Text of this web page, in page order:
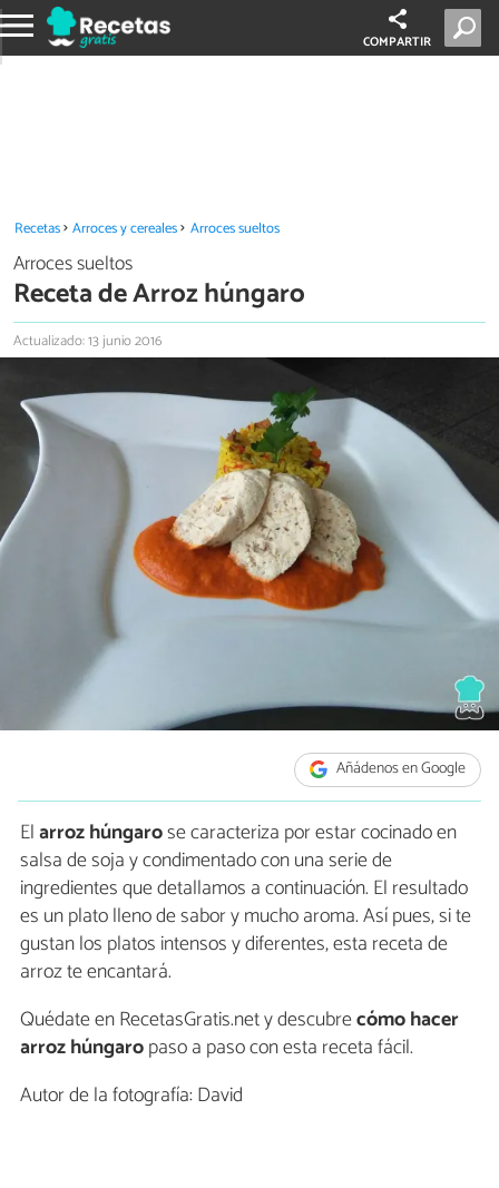
COMPARTIR
Recetas Arroces y cereales Arroces sueltos
Arroces sueltos
Receta de Arroz húngaro
Actualizado: 13 junio 2016
Añádenos en Google
Elarroz húngarose caracteriza por estar cocinado en
salsa de soja y condimentado con una serie de
ingredientes que detallamos a continuación. El resultado
es un plato lleno de sabor y mucho aroma. Así pues, si te
gustan los platos intensos y diferentes, esta receta de
arroz te encantará.
Quédate en RecetasGratis.net y descubrecómo hacer
arroz húngaropaso a paso con esta receta fácil.
Autor de la fotografía: David